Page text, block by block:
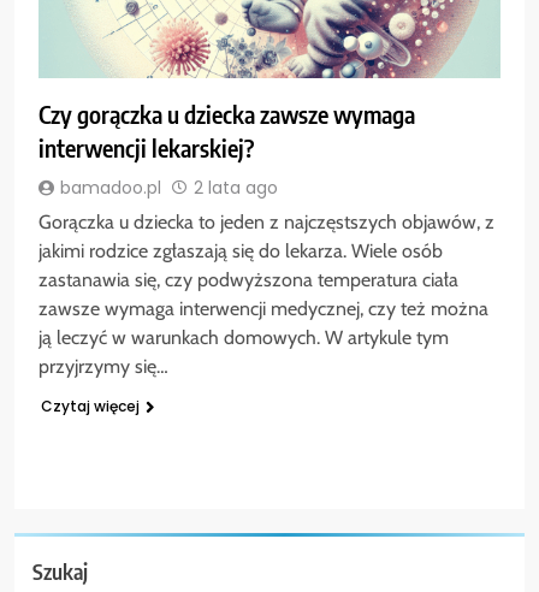
Czy gorączka u dziecka zawsze wymaga
interwencji lekarskiej?
bamadoo.pl 2 lata ago
Gorączka u dziecka to jeden z najczęstszych objawów, z
jakimi rodzice zgłaszają się do lekarza. Wiele osób
zastanawia się, czy podwyższona temperatura ciała
zawsze wymaga interwencji medycznej, czy też można
ją leczyć w warunkach domowych. W artykule tym
przyjrzymy się…
Czytaj więcej
Szukaj